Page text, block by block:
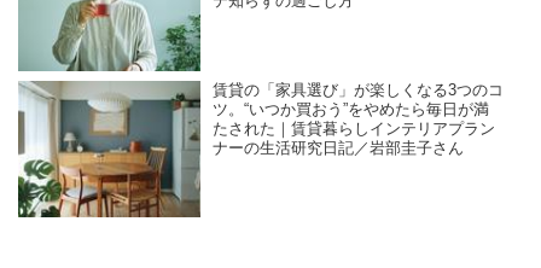
賃貸の「家具選び」が楽しくなる3つのコ
ツ。“いつか買おう”をやめたら毎日が満
たされた｜賃貸暮らしインテリアプラン
ナーの生活研究日記／岩部圭子さん